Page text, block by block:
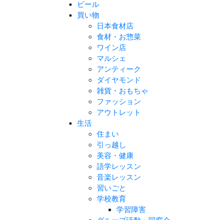
ビール
買い物
日本食材店
食材・お惣菜
ワイン店
マルシェ
アンティーク
ダイヤモンド
雑貨・おもちゃ
ファッション
アウトレット
生活
住まい
引っ越し
美容・健康
語学レッスン
音楽レッスン
習いごと
学校教育
学習障害